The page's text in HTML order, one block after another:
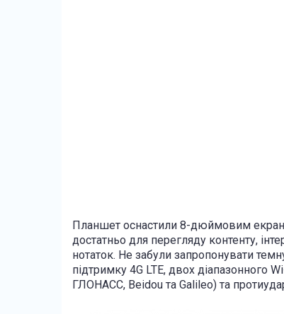
Планшет оснастили 8-дюймовим
достатньо для перегляду контенту,
нотаток. Не забули запропонувати
підтримку 4G LTE, двох діапазонного
ГЛОНАСС, Beidou та Galileo) та